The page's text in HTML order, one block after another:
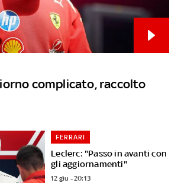
complicato, raccolto
Leclerc: "Passo in avanti con
gli aggiornamenti"
FERRARI
12 giu - 20:13